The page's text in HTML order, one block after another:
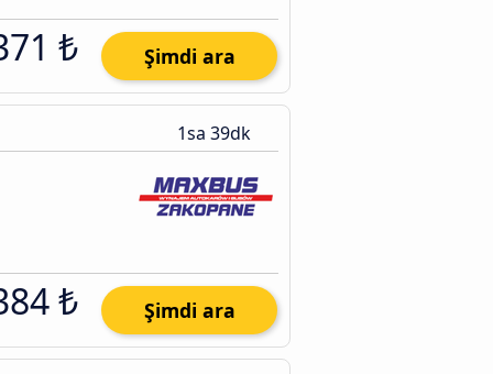
₺ Şimdi ara
1sa 39dk
₺ Şimdi ara